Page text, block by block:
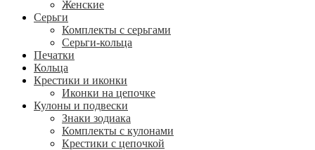
Женские
Серьги
Комплекты с серьгами
Серьги-кольца
Печатки
Кольца
Крестики и иконки
Иконки на цепочке
Кулоны и подвески
Знаки зодиака
Комплекты с кулонами
Крестики с цепочкой